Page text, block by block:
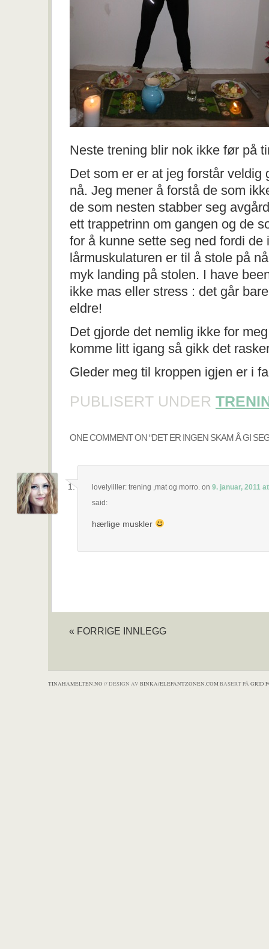
Neste trening blir nok ikke før på
Det som er er at jeg forstår veldig
nå. Jeg mener å forstå de som
de som nesten stabber seg
ett trappetrinn om gangen og de
for å kunne sette seg ned fordi de
lårmuskulaturen er til å stole på
myk landing på stolen. I have
ikke mas eller stress : det går
eldre!
Det gjorde det nemlig ikke for
komme litt igang så gikk det
Gleder meg til kroppen igjen er i
PUBLISERT UNDER
ONE COMMENT ON “DET ER INGEN SKAM Å GI
lovelyliller: trening ,mat og morro. on 9. januar, 2011
said:
hærlige muskler
« FORRIGE INNLEGG
TINAHAMELTEN.NO // DESIGN AV BINKA/ELEFANTZONEN.COMBASERT PÅ GRID